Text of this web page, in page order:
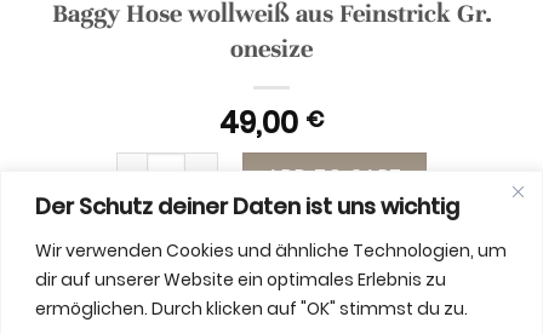
Der Schutz deiner Daten ist uns wichtig
Wir verwenden Cookies und ähnliche Technologien, um
dir auf unserer Website ein optimales Erlebnis zu
ermöglichen. Durch klicken auf "OK" stimmst du zu.
Baggy Hose wollweiß aus Feinstrick Gr.
onesize
49,00 €
Baggy Hose wollweiß aus Feinstrick Gr.
ADD TO CART